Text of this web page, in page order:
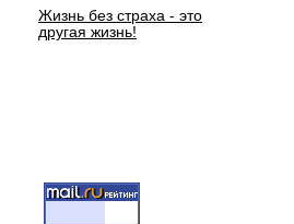
Жизнь без страха - это
другая жизнь!